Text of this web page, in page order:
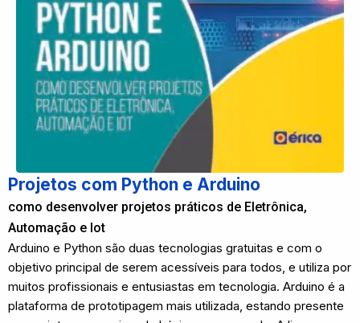
Projetos com Python e Arduino
como desenvolver projetos práticos de Eletrônica,
Automação e Iot
Arduino e Python são duas tecnologias gratuitas e com o
objetivo principal de serem acessíveis para todos, e utiliza por
muitos profissionais e entusiastas em tecnologia. Arduino é a
plataforma de prototipagem mais utilizada, estando presente